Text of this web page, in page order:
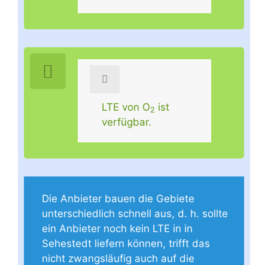
LTE von O2 ist
verfügbar.
Die Anbieter bauen die Gebiete
unterschiedlich schnell aus, d. h. sollte
ein Anbieter noch kein LTE in in
Sehestedt liefern können, trifft das
nicht zwangsläufig auch auf die